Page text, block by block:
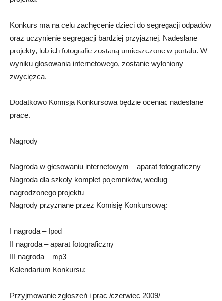
Konkurs ma na celu zachęcenie dzieci do segregacji odpadów
oraz uczynienie segregacji bardziej przyjaznej. Nadesłane
projekty, lub ich fotografie zostaną umieszczone w portalu. W
wyniku głosowania internetowego, zostanie wyłoniony
zwycięzca.
Dodatkowo Komisja Konkursowa będzie oceniać nadesłane
prace.
Nagrody
Nagroda w głosowaniu internetowym – aparat fotograficzny
Nagroda dla szkoły komplet pojemników, według
nagrodzonego projektu
Nagrody przyznane przez Komisję Konkursową:
I nagroda – Ipod
II nagroda – aparat fotograficzny
III nagroda – mp3
Kalendarium Konkursu:
Przyjmowanie zgłoszeń i prac /czerwiec 2009/